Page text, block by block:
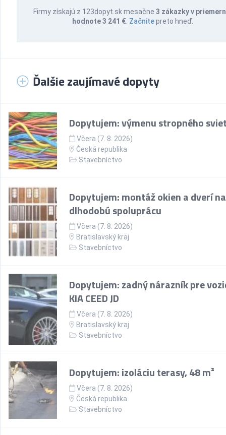
Firmy získajú z 123dopyt.sk mesačne3 zákazky v
hodnote 3 241 € Začnitepreto hneď.
Ďalšie zaujímavé dopyty
Dopytujem: výmenu stropného
Včera (7. 8. 2026)
Česká republika
Stavebníctvo
Dopytujem: montáž okien a dverí na
dlhodobú spoluprácu
Včera (7. 8. 2026)
Bratislavský kraj
Stavebníctvo
Dopytujem: zadný nárazník pre
KIA CEED JD
Včera (7. 8. 2026)
Bratislavský kraj
Stavebníctvo
Dopytujem: izoláciu terasy, 48 m²
Včera (7. 8. 2026)
Česká republika
Stavebníctvo